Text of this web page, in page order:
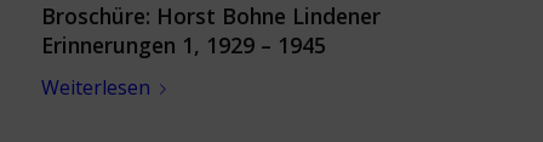
Broschüre: Horst Bohne Lindener
Erinnerungen 1, 1929 – 1945
Weiterlesen